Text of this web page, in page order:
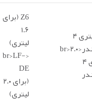
۱.۶ لیتری ۴
سیلندر<br>۲.۰
لیتری ۴
Z6 (برای
۱.۶
لیتری)
<br>LF-
DE
(برای ۲.۰
لیتری)